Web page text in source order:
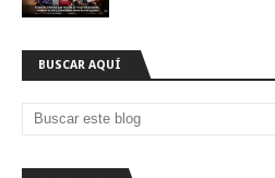
BUSCAR AQUÍ